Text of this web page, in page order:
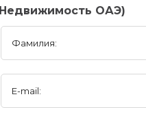
ОАЭ)
Фамилия:
E-mail: